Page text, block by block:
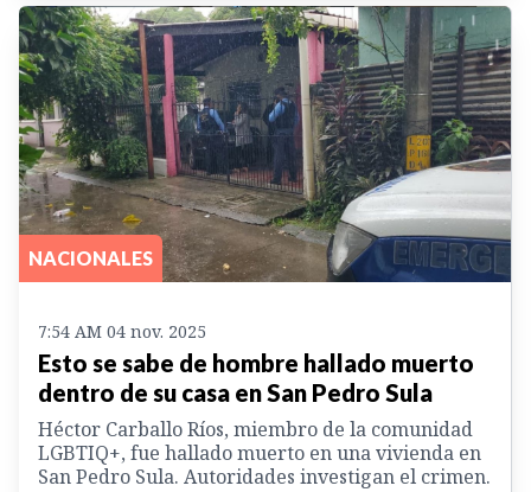
NACIONALES
7:54 AM 04 nov. 2025
Esto se sabe de hombre hallado muerto
dentro de su casa en San Pedro Sula
Héctor Carballo Ríos, miembro de la comunidad
LGBTIQ+, fue hallado muerto en una vivienda en
San Pedro Sula. Autoridades investigan el crimen.